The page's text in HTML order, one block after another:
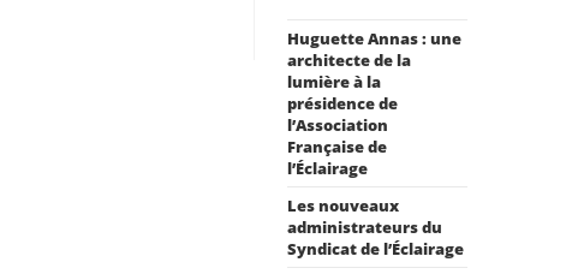
Huguette Annas : une
architecte de la
lumière à la
présidence de
l’Association
Française de
l’Éclairage
Les nouveaux
administrateurs du
Syndicat de l’Éclairage